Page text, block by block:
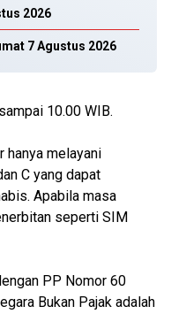
2026
7 Agustus 2026
10.00 WIB.
hanya melayani
C yang dapat
Apabila masa
seperti SIM
PP Nomor 60
Bukan Pajak adalah